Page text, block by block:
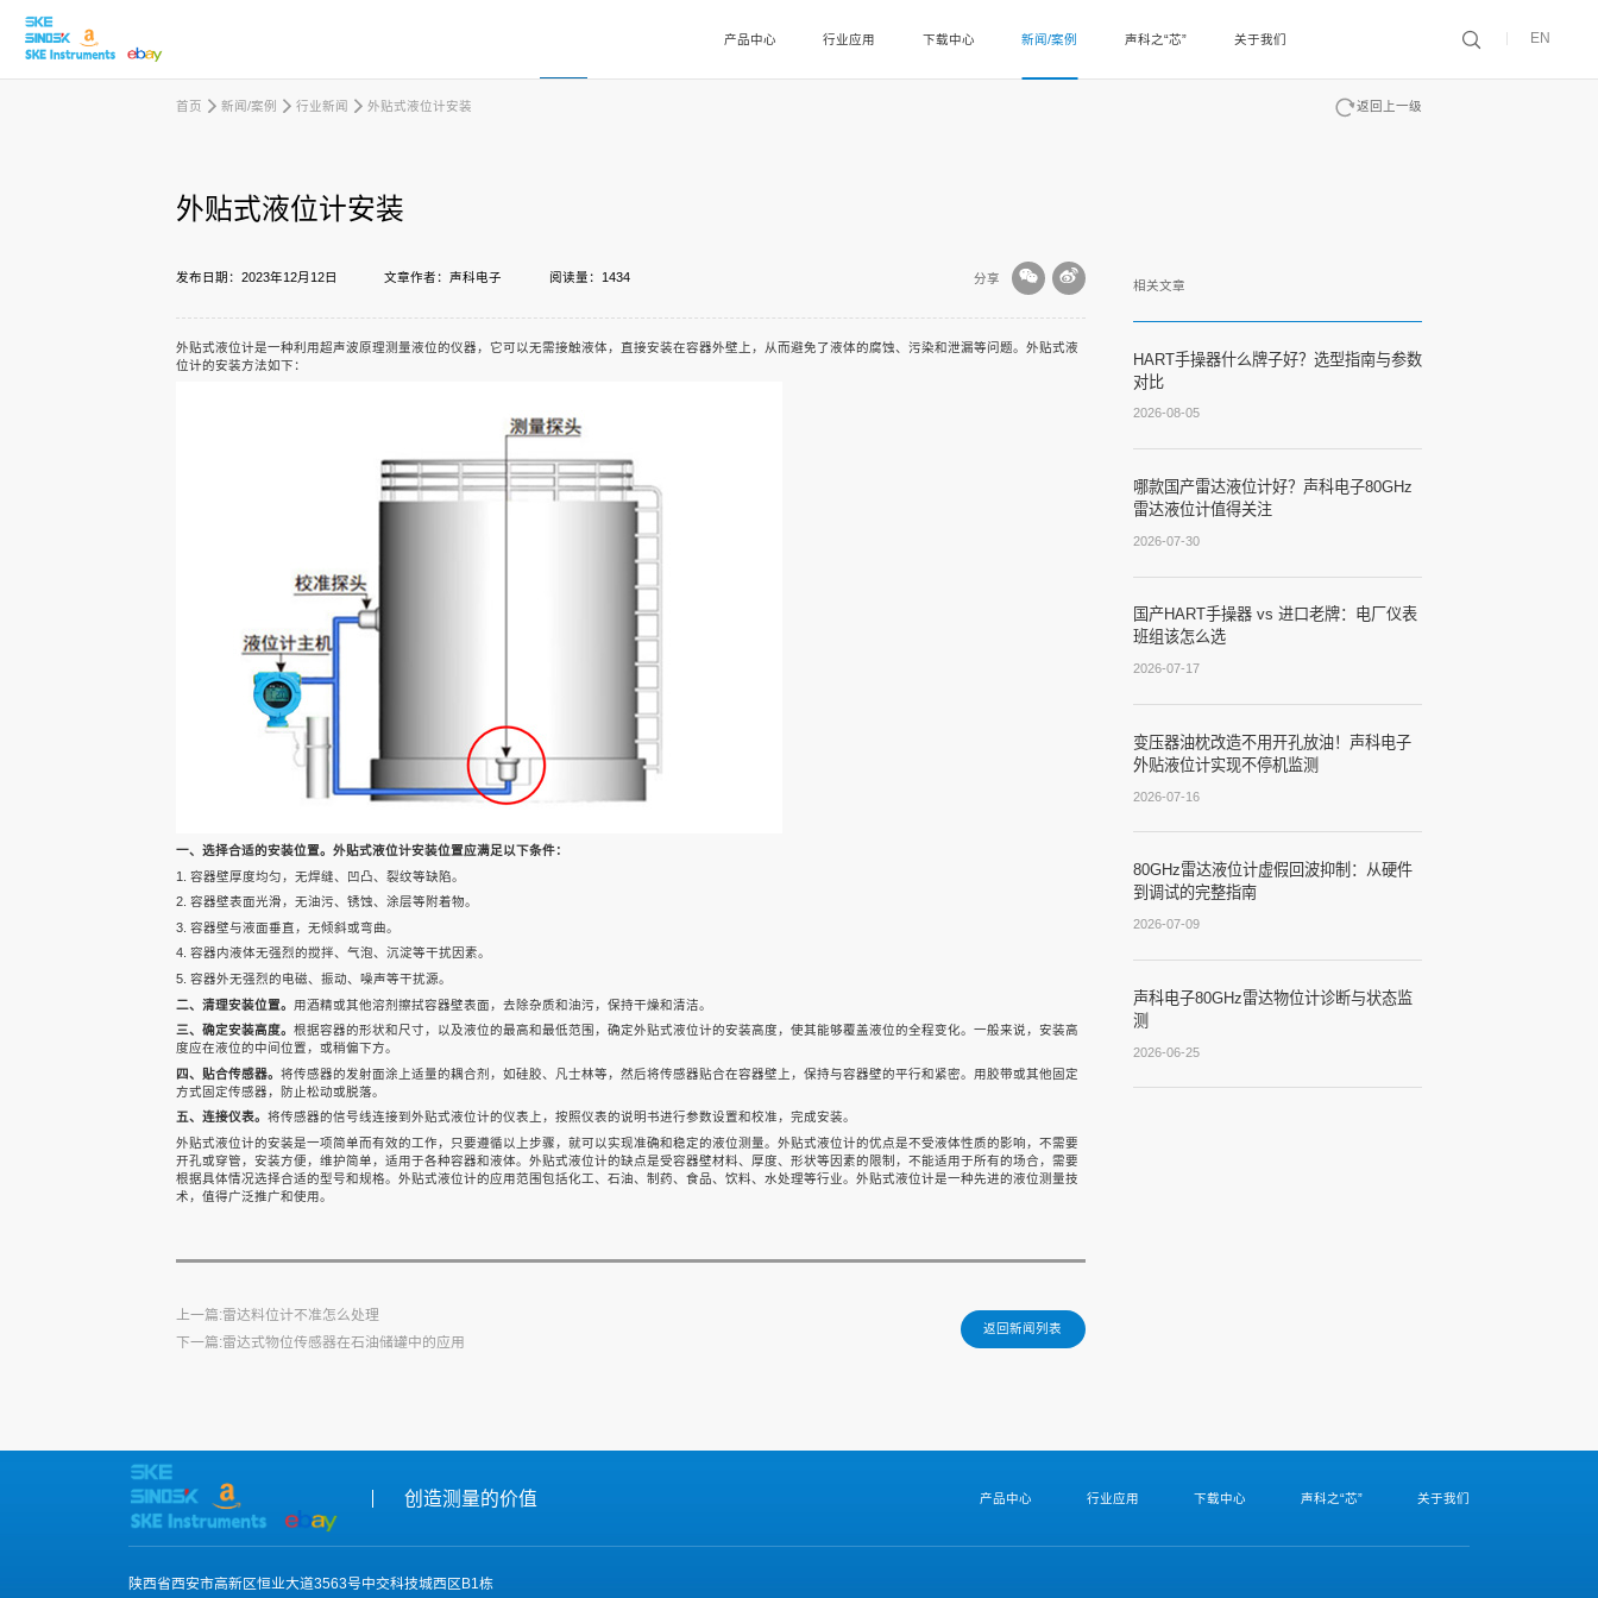
产品中心 行业应用 下载中心 新闻/案例 声科之“芯” 关于我们
雷达水位计 雷达水位计
EN
首页 新闻/案例 行业新闻 外贴式液位计安装 返回上一级
外贴式液位计安装
发布日期：2023年12月12日 文章作者：声科电子 阅读量：1434 分享
外贴式液位计是一种利用超声波原理测量液位的仪器，它可以无需接触液体，直接安装在容器外壁上，从而避免了液体的腐蚀、污染和泄漏等问题。外贴式液
位计的安装方法如下：
一、选择合适的安装位置。外贴式液位计安装位置应满足以下条件：
1. 容器壁厚度均匀，无焊缝、凹凸、裂纹等缺陷。
2. 容器壁表面光滑，无油污、锈蚀、涂层等附着物。
3. 容器壁与液面垂直，无倾斜或弯曲。
4. 容器内液体无强烈的搅拌、气泡、沉淀等干扰因素。
5. 容器外无强烈的电磁、振动、噪声等干扰源。
二、清理安装位置。 用酒精或其他溶剂擦拭容器壁表面，去除杂质和油污，保持干燥和清洁。
三、确定安装高度。 根据容器的形状和尺寸，以及液位的最高和最低范围，确定外贴式液位计的安装高度，使其能够覆盖液位的全程变化。一般来说，安装高
度应在液位的中间位置，或稍偏下方。
四、贴合传感器。 将传感器的发射面涂上适量的耦合剂，如硅胶、凡士林等，然后将传感器贴合在容器壁上，保持与容器壁的平行和紧密。用胶带或其他固定
方式固定传感器，防止松动或脱落。
五、连接仪表。 将传感器的信号线连接到外贴式液位计的仪表上，按照仪表的说明书进行参数设置和校准，完成安装。
外贴式液位计的安装是一项简单而有效的工作，只要遵循以上步骤，就可以实现准确和稳定的液位测量。外贴式液位计的优点是不受液体性质的影响，不需要
开孔或穿管，安装方便，维护简单，适用于各种容器和液体。外贴式液位计的缺点是受容器壁材料、厚度、形状等因素的限制，不能适用于所有的场合，需要
根据具体情况选择合适的型号和规格。外贴式液位计的应用范围包括化工、石油、制药、食品、饮料、水处理等行业。外贴式液位计是一种先进的液位测量技
术，值得广泛推广和使用。
上一篇:雷达料位计不准怎么处理
下一篇:雷达式物位传感器在石油储罐中的应用
返回新闻列表
相关文章
HART手操器什么牌子好？选型指南与参数
对比
2026-08-05
哪款国产雷达液位计好？声科电子80GHz
雷达液位计值得关注
2026-07-30
国产HART手操器 vs 进口老牌：电厂仪表
班组该怎么选
2026-07-17
变压器油枕改造不用开孔放油！声科电子
外贴液位计实现不停机监测
2026-07-16
80GHz雷达液位计虚假回波抑制：从硬件
到调试的完整指南
2026-07-09
声科电子80GHz雷达物位计诊断与状态监
测
2026-06-25
创造测量的价值 产品中心 行业应用 下载中心 声科之“芯” 关于我们
陕西省西安市高新区恒业大道3563号中交科技城西区B1栋